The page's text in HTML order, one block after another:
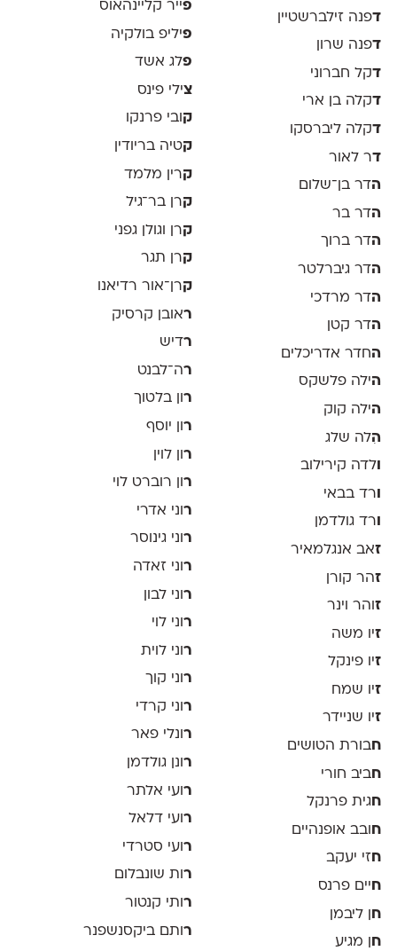
דפנה זילברשטיין
דפנה שרון
דקל חברוני
דקלה בן ארי
דקלה ליברסקו
דר לאור
הדר בן־שלום
הדר בר
הדר ברוך
הדר גיברלטר
הדר מרדכי
הדר קטן
החדר אדריכלים
הילה פלשקס
הילה קוק
הִלה שלג
לדה קירילוב
רד בבאי
ורד גולדמן
זאב אנגלמאיר
זהר קורן
זוהר וינר
זיו משה
זיו פינקל
זיו שמח
זיו שניידר
חבורת הטושים
חביב חורי
חגית פרנקל
ח ובב אופנהיים
חזי יעקב
ח יים פרנס
ח
ן ליבמן
ח ן מגיע
פייר קליינהאוס
פיליפ בולקיה
פלג אשד
צילי פינס
קובי פרנקו
קטיה בריודין
קרין מלמד
קרן בר־גיל
קרן וגולן גפני
קרן תגר
קרן־אור רדיאנו
ראובן קרסיק
רדיש
רה־לבנט
רון בלטוך
ר ון יוסף
רון לוין
ר ון רוברט לוי
ר וני אדרי
רוני גינוסר
ר וני זאדה
רוני לבון
ר וני לוי
ר וני לוית
רוני קוך
ר וני קרדי
רונלי פאר
ר ונן גולדמן
ר ועי אלתר
רועי דלאל
ר ועי סטרדי
רות שונבלום
ר ותי קנטור
ר ותם ביקסנשפנר